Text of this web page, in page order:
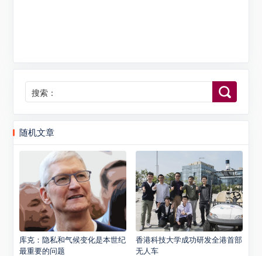
搜索：
随机文章
库克：隐私和气候变化是本世纪
最重要的问题
香港科技大学成功研发全港首部
无人车